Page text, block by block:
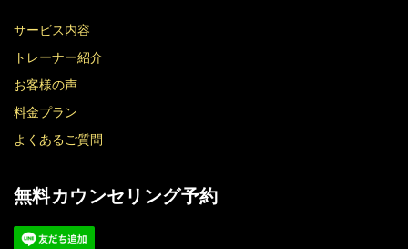
サービス内容
トレーナー紹介
お客様の声
料金プラン
よくあるご質問
無料カウンセリング予約